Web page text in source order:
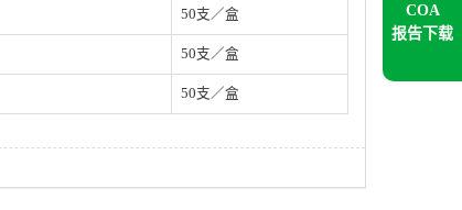
50支／盒
50支／盒
50支／盒
COA
报告下载